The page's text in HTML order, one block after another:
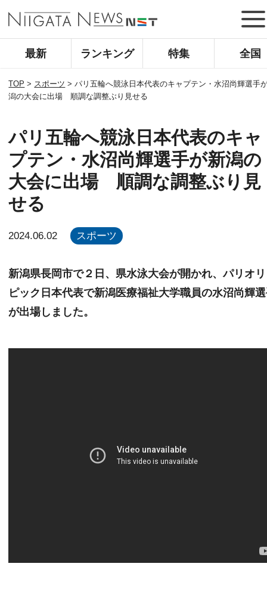
最新 ランキング 特集 全国
TOP > スポーツ >パリ五輪へ競泳日本代表のキャプテン・水沼尚輝選手
潟の大会に出場 順調な調整ぶり見せる
パリ五輪へ競泳日本代表のキャ
プテン・水沼尚輝選手が新潟の
大会に出場 順調な調整ぶり見
せる
2024.06.02 スポーツ
新潟県長岡市で２日、県水泳大会が開かれ、パリオ
ピック日本代表で新潟医療福祉大学職員の水沼尚輝
が出場しました。